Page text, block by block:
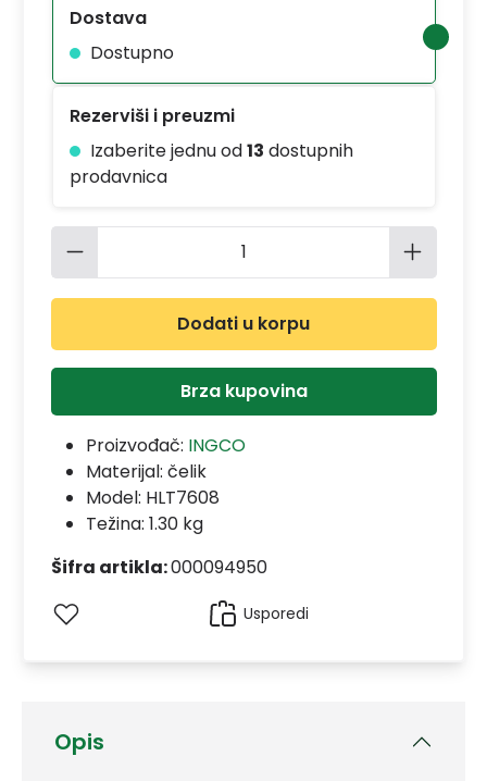
Opis
Dostava
Dostupno
Rezerviši i preuzmi
Izaberite jednu od13 dostupnih
prodavnica
Količina proizvoda: Unesite
Dodati u korpu
Brza kupovina
Proizvođač: INGCO
Materijal: čelik
Model: HLT7608
Težina: 1.30 kg
Šifra artikla:000094950
Usporedi